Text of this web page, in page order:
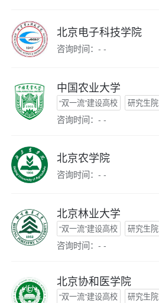
北京电子科技学院
咨询时间：- -
中国农业大学
“双一流”建设高校 研究生院
咨询时间：- -
北京农学院
咨询时间：- -
北京林业大学
“双一流”建设高校 研究生院
咨询时间：- -
北京协和医学院
“双一流”建设高校 研究生院